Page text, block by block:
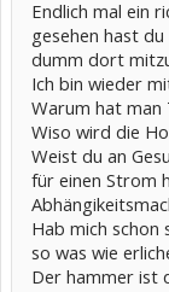
Endlich mal ein
gesehen hast
dumm dort
Ich bin wieder
Warum hat man
Wiso wird die
Weist du an
für einen Strom
Hab mich
so was wie
Der hammer ist